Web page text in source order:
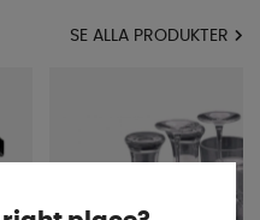
SE ALLA PRODUKTER